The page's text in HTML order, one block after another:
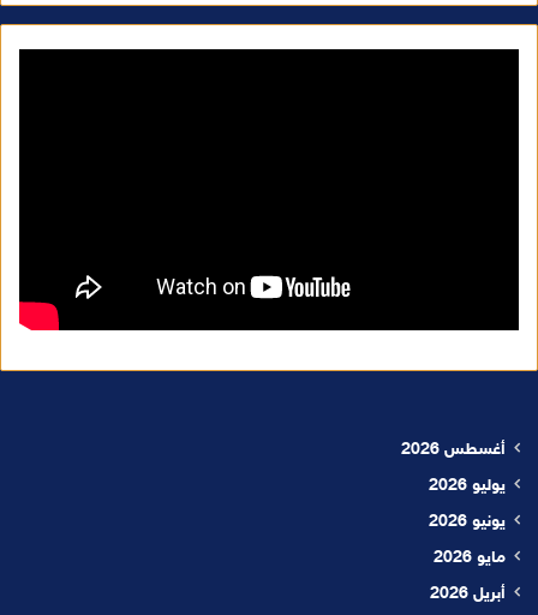
أغسطس 2026
يوليو 2026
يونيو 2026
مايو 2026
أبريل 2026